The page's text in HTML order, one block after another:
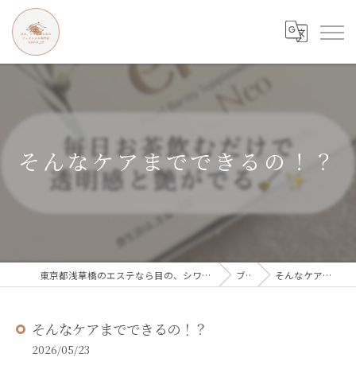
そんなケアまでできるの！？
東京都浅草橋のエステなら目の、シワとたるみのフェイシャル専門店 regalo ブログ そんなケアまでできるの！？
そんなケアまでできるの！？
2026/05/23